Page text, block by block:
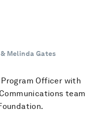
Melinda Gates
Officer with
team